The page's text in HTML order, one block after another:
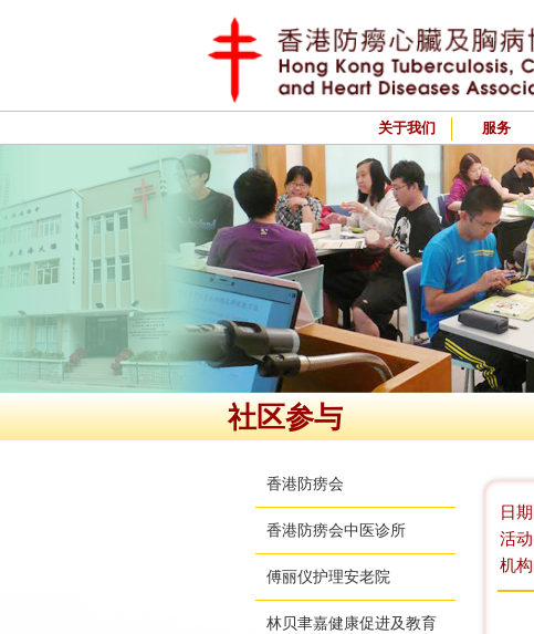
关于我们 服务
社区参与
香港防痨会
香港防痨会中医诊所
傅丽仪护理安老院
林贝聿嘉健康促进及教育
日期
活动
机构